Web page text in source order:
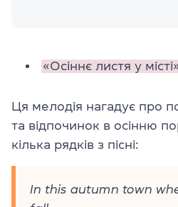
«Осіннє листя у
Ця мелодія нагадує про
та відпочинок в осінню
кілька рядків з пісні:
In this autumn town